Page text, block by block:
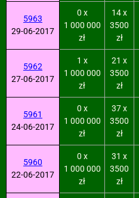
5963
29-06-2017
0 x
1 000 000
zł
14 x
3500
zł
5962
27-06-2017
1 x
1 000 000
zł
21 x
3500
zł
5961
24-06-2017
0 x
1 000 000
zł
37 x
3500
zł
5960
22-06-2017
0 x
1 000 000
zł
31 x
3500
zł